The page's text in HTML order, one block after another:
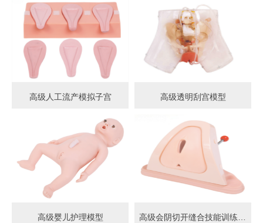
高级人工流产模拟子宫 高级透明刮宫模型
高级婴儿护理模型